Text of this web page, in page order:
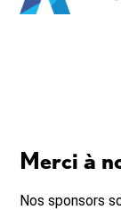
Merci à
Nos sponsors